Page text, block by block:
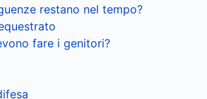
restano nel tempo?
fare i genitori?